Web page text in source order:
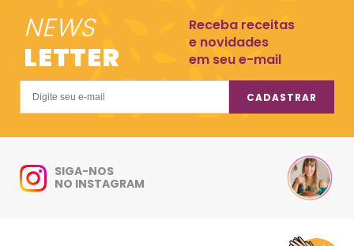
NEWS
LETTER
Receba receitas
e novidades
em seu e-mail
CADASTRAR
SIGA-NOS
NO INSTAGRAM